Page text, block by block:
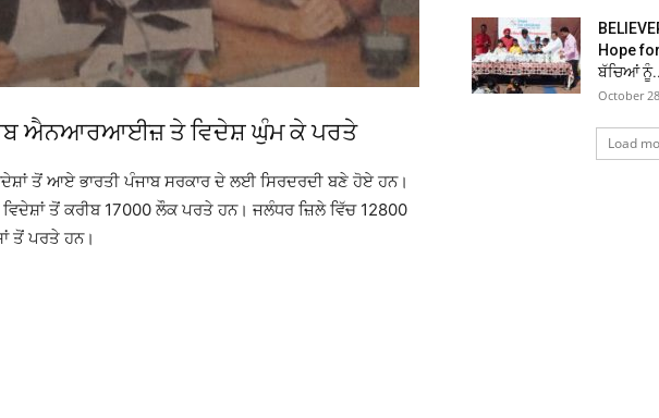
ਐਨਆਰਆਈਜ਼ ਤੇ ਵਿਦੇਸ਼ ਘੁੰਮ ਕੇ ਪਰਤੇ
ਤੋਂ ਆਏ ਭਾਰਤੀ ਪੰਜਾਬ ਸਰਕਾਰ ਦੇ ਲਈ ਸਿਰਦਰਦੀ ਬਣੇ ਹੋਏ ਹਨ।
ਤੋਂ ਕਰੀਬ 17000 ਲੌਕ ਪਰਤੇ ਹਨ। ਜਲੰਧਰ ਜ਼ਿਲੇ ਵਿੱਚ 12800
ਤੋਂ ਪਰਤੇ ਹਨ।
Hope
ਬੱਚਿਆਂ
October
Load